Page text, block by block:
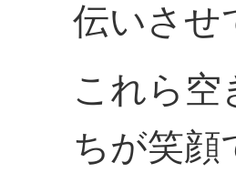
伝いさせ
これら空
ちが笑顔